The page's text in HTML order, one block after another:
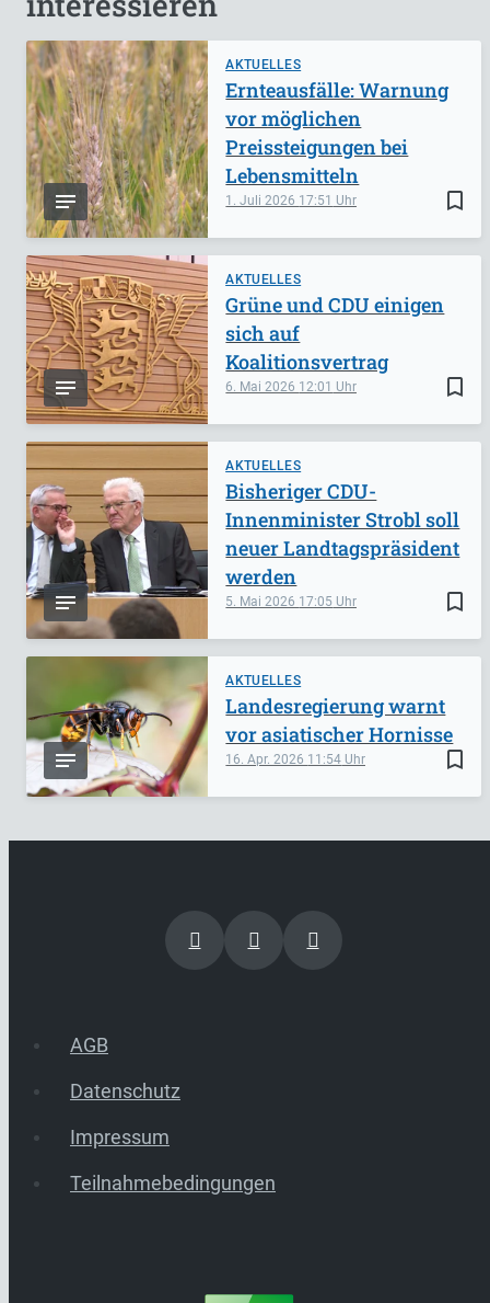
AKTUELLES
bookmark_border
1. Juli 2026 17:51
Ernteausfälle: Warnung
vor möglichen
Preissteigungen bei
Lebensmitteln
AKTUELLES
bookmark_border
6. Mai 2026 12:01
Grüne und CDU einigen
sich auf
Koalitionsvertrag
AKTUELLES
bookmark_border
5. Mai 2026 17:05
Bisheriger CDU-
Innenminister Strobl soll
neuer Landtagspräsident
werden
AKTUELLES
bookmark_border
16. Apr. 2026 11:54
Landesregierung warnt
vor asiatischer Hornisse
AGB
Datenschutz
Impressum
Teilnahmebedingungen